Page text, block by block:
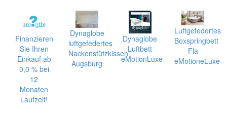
Finanzieren
Sie Ihren
Einkauf ab
0,0 % bei
12
Monaten
Laufzeit!
Dynaglobe
luftgefedertes
Nackenstützkissen
Augsburg
Dynaglobe
Luftbett
eMotionLuxe
Luftgefedertes
Boxspringbett
Fla
eMotioneLuxe